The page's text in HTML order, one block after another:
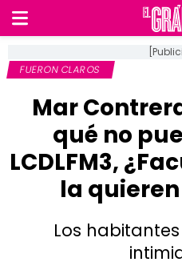
FUERON CLAROS
Mar
qué no
LCDLFM3,
la
Los